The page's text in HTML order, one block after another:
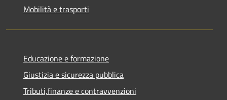
Mobilità e trasporti
Educazione e formazione
Giustizia e sicurezza pubblica
Tributi,finanze e contravvenzioni